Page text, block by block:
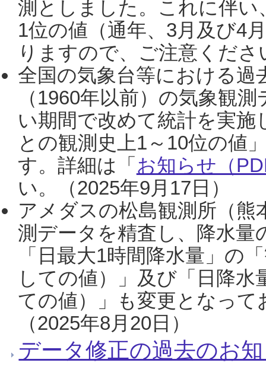
測としました。これに伴い
1位の値（通年、3月及び4
りますので、ご注意くだ
全国の気象台等における過
（1960年以前）の気象観
い期間で改めて統計を実
との観測史上1～10位の値
す。詳細は「 お知らせ（
い。（2025年9月17日）
アメダスの松島観測所（熊
測データを精査し、降水
「日最大1時間降水量」の
しての値）」及び「日降
ての値）」も変更となっ
（2025年8月20日）
データ修正の過去のお